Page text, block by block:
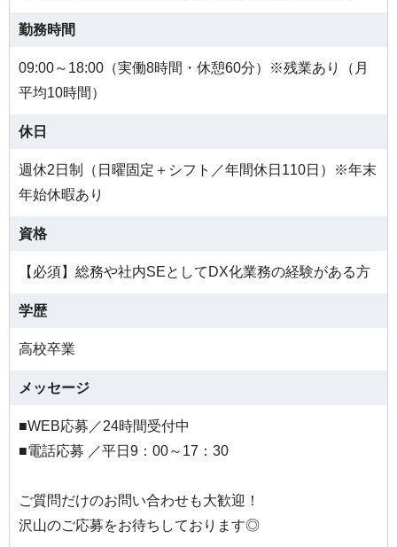
勤務時間
09:00～18:00（実働8時間・休憩60分）※残業あり（月
平均10時間）
休日
週休2日制（日曜固定＋シフト／年間休日110日）※年末
年始休暇あり
資格
【必須】総務や社内SEとしてDX化業務の経験がある方
学歴
高校卒業
メッセージ
■WEB応募／24時間受付中
■電話応募 ／平日9：00～17：30
ご質問だけのお問い合わせも大歓迎！
沢山のご応募をお待ちしております◎